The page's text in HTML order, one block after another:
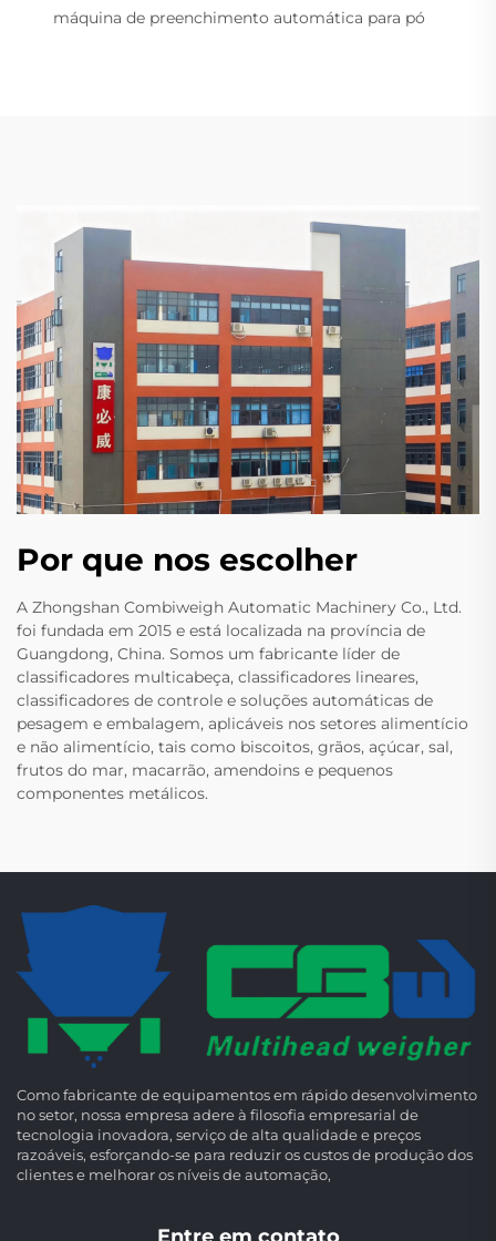
máquina de preenchimento automática para pó
Por que nos escolher
A Zhongshan Combiweigh Automatic Machinery Co., Ltd.
foi fundada em 2015 e está localizada na província de
Guangdong, China. Somos um fabricante líder de
classificadores multicabeça, classificadores lineares,
classificadores de controle e soluções automáticas de
pesagem e embalagem, aplicáveis nos setores alimentício
e não alimentício, tais como biscoitos, grãos, açúcar, sal,
frutos do mar, macarrão, amendoins e pequenos
componentes metálicos.
Como fabricante de equipamentos em rápido desenvolvimento
no setor, nossa empresa adere à filosofia empresarial de
tecnologia inovadora, serviço de alta qualidade e preços
razoáveis, esforçando-se para reduzir os custos de produção dos
clientes e melhorar os níveis de automação,